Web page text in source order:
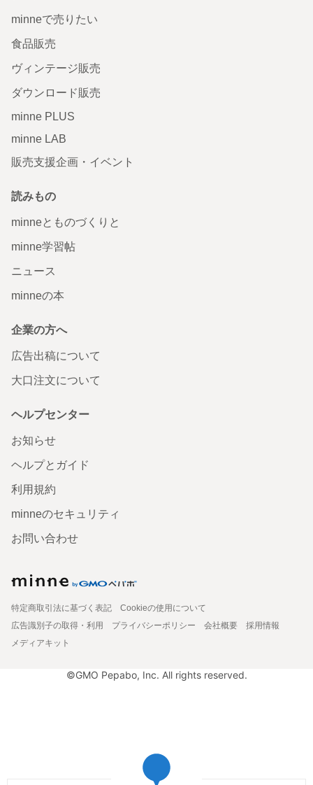
minneで売りたい
食品販売
ヴィンテージ販売
ダウンロード販売
minne PLUS
minne LAB
販売支援企画・イベント
読みもの
minneとものづくりと
minne学習帖
ニュース
minneの本
企業の方へ
広告出稿について
大口注文について
ヘルプセンター
お知らせ
ヘルプとガイド
利用規約
minneのセキュリティ
お問い合わせ
特定商取引法に基づく表記
Cookieの使用について
広告識別子の取得・利用
プライバシーポリシー 会社概要
採用情報
メディアキット
©GMO Pepabo, Inc. All rights reserved.